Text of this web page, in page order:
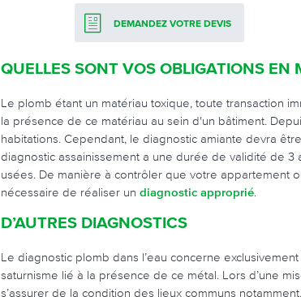
DEMANDEZ VOTRE DEVIS
QUELLES SONT VOS OBLIGATIONS EN
Le plomb étant un matériau toxique, toute transaction
la présence de ce matériau au sein d'un bâtiment.
habitations. Cependant, le diagnostic amiante devra
diagnostic assainissement a une durée de validité de
usées. De manière à contrôler que votre appartement
nécessaire de réaliser un diagnostic approprié.
D’AUTRES DIAGNOSTICS
Le diagnostic plomb dans l’eau concerne
saturnisme lié à la présence de ce métal. Lors d’une
s’assurer de la condition des lieux communs